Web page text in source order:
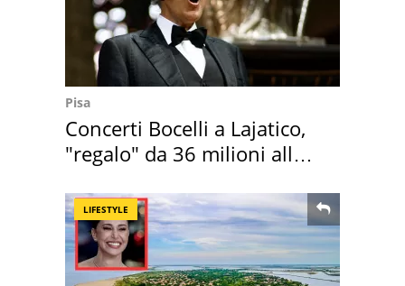
Pisa
Concerti Bocelli a Lajatico,
"regalo" da 36 milioni alla
LIFESTYLE